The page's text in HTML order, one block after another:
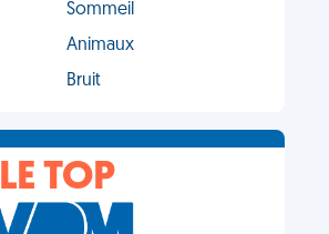
Sommeil
Animaux
Bruit
LE TOP